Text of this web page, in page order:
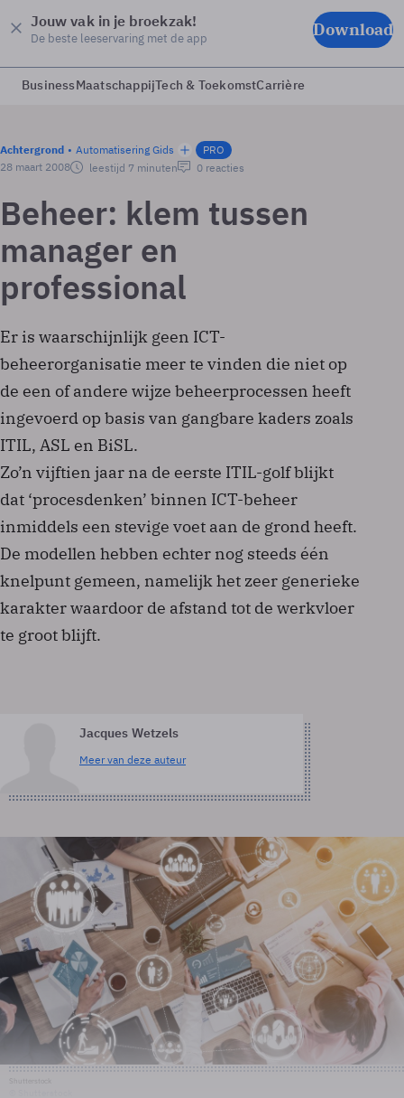
Jouw vak in je broekzak!
De beste leeservaring met de app Download
BusinessMaatschappijTech & ToekomstCarrière
Achtergrond Automatisering Gids
PRO
28 maart 2008
leestijd 7 minuten 0 reacties
Beheer: klem tussen
manager en
professional
Er is waarschijnlijk geen ICT-
beheerorganisatie meer te vinden die niet op
de een of andere wijze beheerprocessen heeft
ingevoerd op basis van gangbare kaders zoals
ITIL, ASL en BiSL.
Zo’n vijftien jaar na de eerste ITIL-golf blijkt
dat ‘procesdenken’ binnen ICT-beheer
inmiddels een stevige voet aan de grond heeft.
De modellen hebben echter nog steeds één
knelpunt gemeen, namelijk het zeer generieke
karakter waardoor de afstand tot de werkvloer
te groot blijft.
Jacques Wetzels
Meer van deze auteur